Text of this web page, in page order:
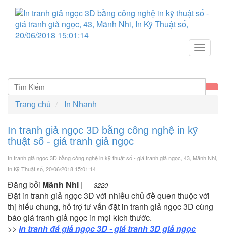
Toggle
Trang chủ In Nhanh
In tranh giả ngọc 3D bằng công nghệ in kỹ
thuật số - giá tranh giả ngọc
In tranh giả ngọc 3D bằng công nghệ in kỹ thuật số - giá tranh giả ngọc, 43, Mãnh Nhi,
In Kỹ Thuật số , 20/06/2018 15:01:14
Đăng bởi Mãnh Nhi | 3220
Đặt in tranh giả ngọc 3D với nhiều chủ đề quen thuộc với
thị hiếu chung, hỗ trợ tư vấn đặt in tranh giả ngọc 3D cùng
báo giá tranh giả ngọc in mọi kích thước.
>> In tranh đá giả ngọc 3D - giá tranh 3D giả ngọc